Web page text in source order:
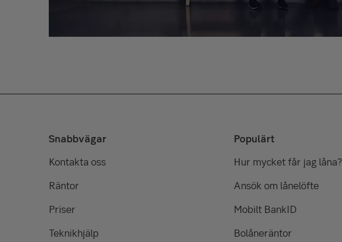
Snabbvägar
Kontakta oss
Räntor
Priser
Teknikhjälp
Populärt
Hur mycket får jag låna?
Ansök om lånelöfte
Mobilt BankID
Bolåneräntor